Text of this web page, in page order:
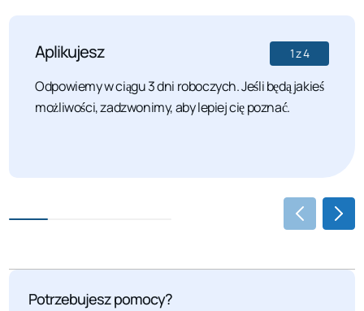
Aplikujesz
Odpowiemy w ciągu 3 dni roboczych. Jeśli będą jakieś
możliwości, zadzwonimy, aby lepiej cię poznać.
1z4
Potrzebujesz pomocy?